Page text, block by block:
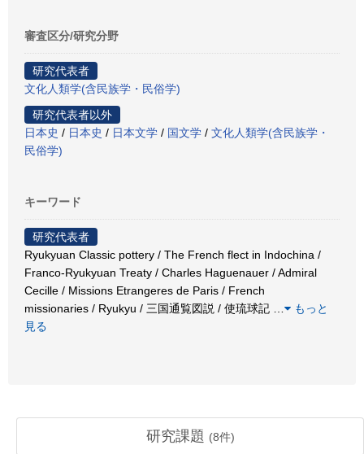
審査区分/研究分野
研究代表者
文化人類学(含民族学・民俗学)
研究代表者以外
日本史 / 日本史 / 日本文学 / 国文学 / 文化人類学(含民族学・
民俗学)
キーワード
研究代表者
Ryukyuan Classic pottery / The French flect in Indochina /
Franco-Ryukyuan Treaty / Charles Haguenauer / Admiral
Cecille / Missions Etrangeres de Paris / French
missionaries / Ryukyu / 三国通覧図説 / 使琉球記
もっと
見る
研究課題 (8件)